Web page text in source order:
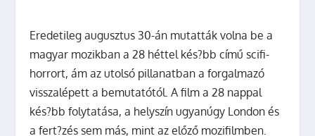
Eredetileg augusztus 30-án mutatták volna be a
magyar mozikban a28 héttel kés?bbcímű scifi-
horrort, ám az utolsó pillanatban a forgalmazó
visszalépett a bemutatótól. A film a28 nappal
kés?bb folytatása, a helyszín ugyanúgy London és
a fert?zés sem más, mint az előző mozifilmben.